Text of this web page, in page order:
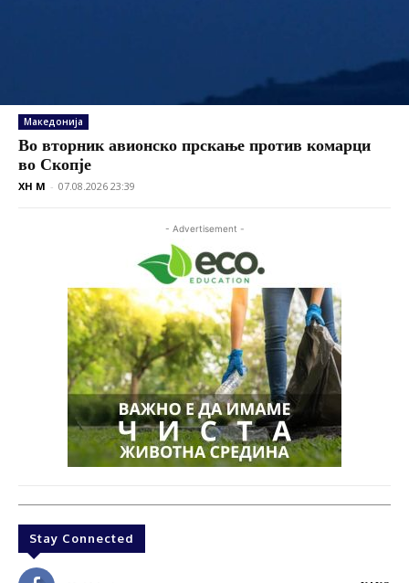
Македонија
Во вторник авионско прскање против комарци
во Скопје
XH M - 07.08.2026 23:39
- Advertisement -
Stay Connected